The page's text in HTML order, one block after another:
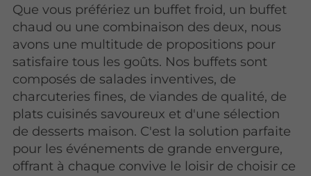
Que vous préfériez un buffet froid, un buffet
chaud ou une combinaison des deux, nous
avons une multitude de propositions pour
satisfaire tous les goûts. Nos buffets sont
composés de salades inventives, de
charcuteries fines, de viandes de qualité, de
plats cuisinés savoureux et d'une sélection
de desserts maison. C'est la solution parfaite
pour les événements de grande envergure,
offrant à chaque convive le loisir de choisir ce